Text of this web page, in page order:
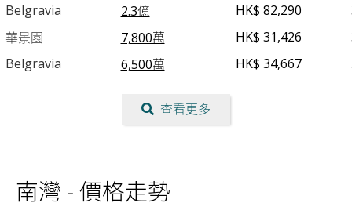
Belgravia
2.3億 HK$ 82,290
華景園
7,800萬 HK$ 31,426
Belgravia
6,500萬 HK$ 34,667
查看更多
南灣 - 價格走勢